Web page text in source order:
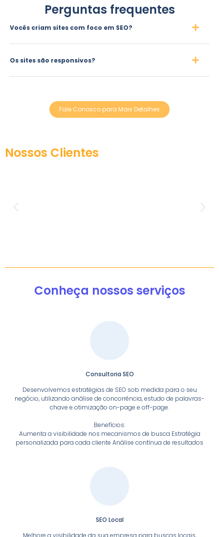
Perguntas frequentes
Vocês criam sites com foco em SEO?
Os sites são responsivos?
Fale Conosco para Mais Detalhes
Nossos Clientes
Conheça nossos serviços
Consultoria SEO
Desenvolvemos estratégias de SEO sob medida para o seu
negócio, utilizando análise de concorrência, estudo de palavras-
chave e otimização on-page e off-page.
Benefícios:
Aumenta a visibilidade nos mecanismos de busca Estratégia
personalizada para cada cliente Análise contínua de resultados
SEO Local